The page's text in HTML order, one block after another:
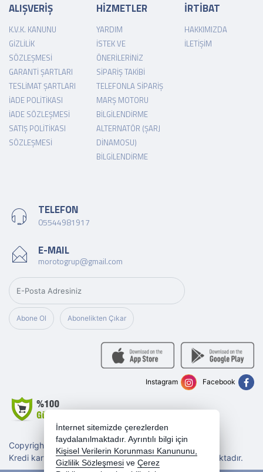
ALIŞVERİŞ
K.V.K. KANUNU
GIZLILIK
SÖZLEŞMESI
GARANTI ŞARTLARI
TESLIMAT ŞARTLARI
İADE POLITIKASI
İADE SÖZLEŞMESI
SATIŞ POLITIKASI
SÖZLEŞMESI
HİZMETLER
YARDIM
İSTEK VE
ÖNERILERINIZ
SIPARIŞ TAKIBI
TELEFONLA SIPARIŞ
MARŞ MOTORU
BILGILENDIRME
ALTERNATÖR (ŞARJ
DINAMOSU)
BILGILENDIRME
İRTİBAT
HAKKIMIZDA
İLETIŞIM
TELEFON
05544981917
E-MAIL
morotogrup@gmail.com
Abone Ol Abonelikten Çıkar
Copyright 2026 morotogrup.com - Tüm hakları saklıdır.
Kredi kartı bilgileriniz 256bit SSL sertifikası ile korunmaktadır.
Facebook
Instagram
İnternet sitemizde çerezlerden
faydalanılmaktadır. Ayrıntılı bilgi için
Kişisel Verilerin Korunması Kanununu,
Gizlilik Sözleşmesi ve Çerez